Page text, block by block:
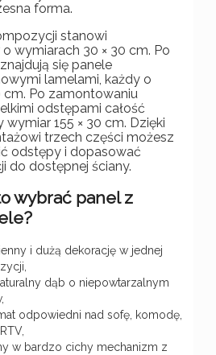
forma.
stanowi
wymiarach 30 × 30 cm. Po
się panele
lamelami, każdy o
cm. Po zamontowaniu
odstępami całość
155 × 30 cm. Dzięki
trzech części możesz
odstępy i dopasować
do dostępnej ściany.
wybrać panel z
i dużą dekorację w jednej
dąb o niepowtarzalnym
odpowiedni nad sofę, komodę,
w bardzo cichy mechanizm z